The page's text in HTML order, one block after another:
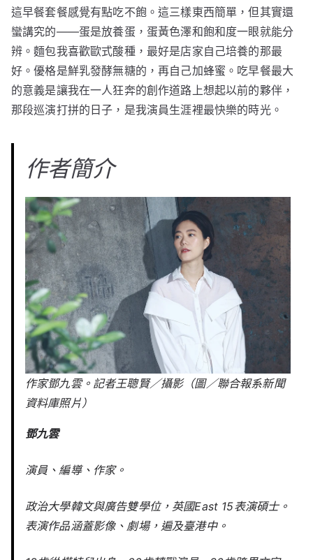
這早餐套餐感覺有點吃不飽。這三樣東西簡單，但其實還
蠻講究的——蛋是放養蛋，蛋黃色澤和飽和度一眼就能分
辨。麵包我喜歡歐式酸種，最好是店家自己培養的那最
好。優格是鮮乳發酵無糖的，再自己加蜂蜜。吃早餐最大
的意義是讓我在一人狂奔的創作道路上想起以前的夥伴，
那段巡演打拼的日子，是我演員生涯裡最快樂的時光。
作者簡介
作家鄧九雲。記者王聰賢／攝影（圖／聯合報系新聞
資料庫照片）
鄧九雲
演員、編導、作家。
政治大學韓文與廣告雙學位，英國East 15表演碩士。
表演作品涵蓋影像、劇場，遍及臺港中。